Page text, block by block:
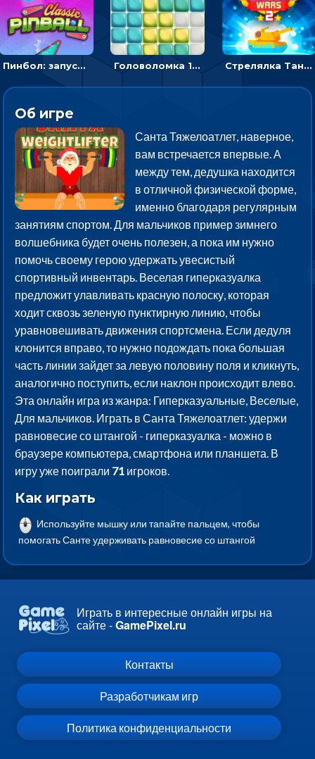
Пинбол: запускать шарик, чтобы выбивать очки Головоломка 10х10 Стрелялка Танковые войны: бить по танку врага, чтобы уничтожить зло
Об игре
Санта Тяжелоатлет, наверное,
вам встречается впервые. А
между тем, дедушка находится
в отличной физической форме,
именно благодаря регулярным
занятиям спортом. Для мальчиков пример зимнего
волшебника будет очень полезен, а пока им нужно
помочь своему герою удержать увесистый
спортивный инвентарь. Веселая гиперказуалка
предложит улавливать красную полоску, которая
ходит сквозь зеленую пунктирную линию, чтобы
уравновешивать движения спортсмена. Если дедуля
клонится вправо, то нужно подождать пока большая
часть линии зайдет за левую половину поля и кликнуть,
аналогично поступить, если наклон происходит влево.
Эта онлайн игра из жанра: Гиперказуальные, Веселые,
Для мальчиков. Играть в Санта Тяжелоатлет: удержи
равновесие со штангой - гиперказуалка - можно в
браузере компьютера, смартфона или планшета. В
игру уже поиграли 71 игроков.
Как играть
Используйте мышку или тапайте пальцем, чтобы
помогать Санте удерживать равновесие со штангой
Играть в интересные онлайн игры на
сайте -GamePixel.ru
Контакты
Разработчикам игр
Политика конфиденциальности